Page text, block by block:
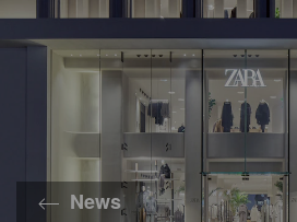
News